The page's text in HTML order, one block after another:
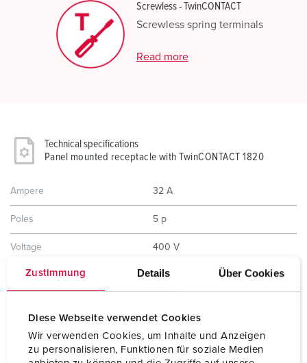
Zustimmung Details Über Cookies
Diese Webseite verwendet Cookies
Wir verwenden Cookies, um Inhalte und Anzeigen
zu personalisieren, Funktionen für soziale Medien
Screwless - TwinCONTACT
Screwless spring terminals
Read more
Technical specifications
Panel mounted receptacle with TwinCONTACT 1820
Ampere 32 A
Poles 5 p
Voltage 400 V
Clock position 6 h
Connection technology Screwless - TwinCONTACT
Contact standard